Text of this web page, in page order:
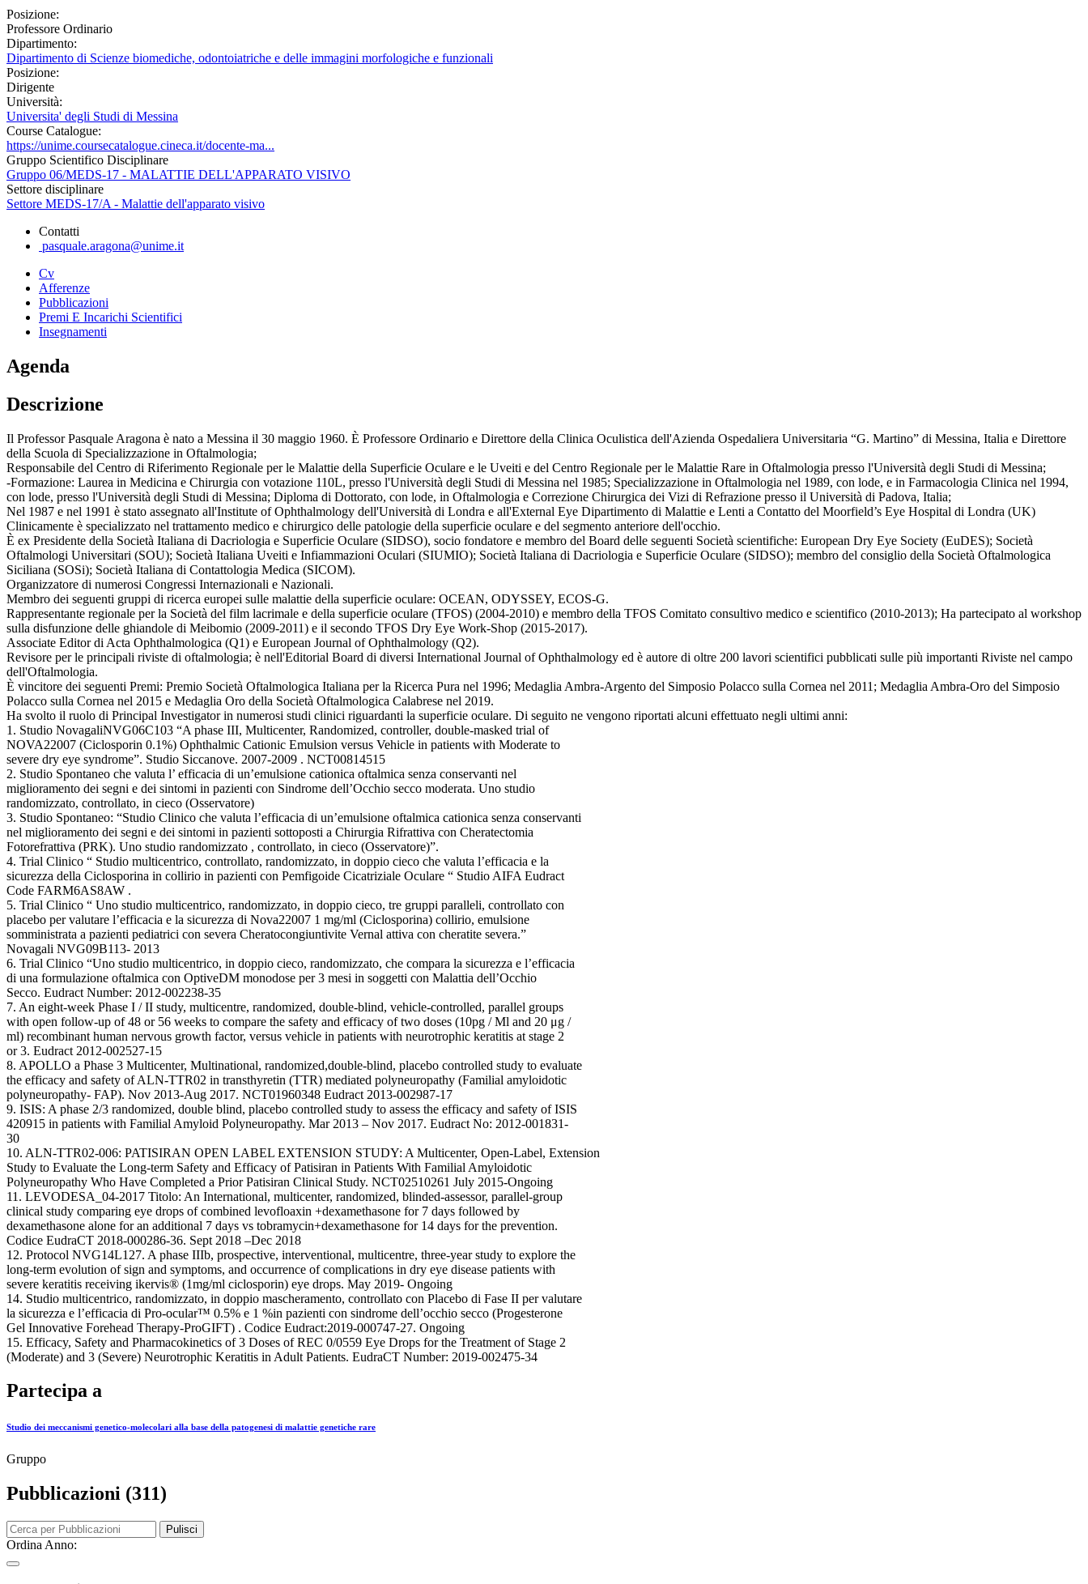
Posizione:
Professore Ordinario
Dipartimento:
Dipartimento di Scienze biomediche, odontoiatriche e delle immagini morfologiche e funzionali
Posizione:
Dirigente
Università:
Universita' degli Studi di Messina
Course Catalogue:
https://unime.coursecatalogue.cineca.it/docente-ma...
Gruppo Scientifico Disciplinare
Gruppo 06/MEDS-17 - MALATTIE DELL'APPARATO VISIVO
Settore disciplinare
Settore MEDS-17/A - Malattie dell'apparato visivo
Contatti
pasquale.aragona@unime.it
Cv
Afferenze
Pubblicazioni
Premi E Incarichi Scientifici
Insegnamenti
Agenda
Descrizione
Il Professor Pasquale Aragona è nato a Messina il 30 maggio 1960. È Professore Ordinario e Direttore della Clinica Oculistica dell'Azienda Ospedaliera Universitaria “G. Martino” di Messina, Italia e Direttore
della Scuola di Specializzazione in Oftalmologia;
Responsabile del Centro di Riferimento Regionale per le Malattie della Superficie Oculare e le Uveiti e del Centro Regionale per le Malattie Rare in Oftalmologia presso l'Università degli Studi di Messina;
-Formazione: Laurea in Medicina e Chirurgia con votazione 110L, presso l'Università degli Studi di Messina nel 1985; Specializzazione in Oftalmologia nel 1989, con lode, e in Farmacologia Clinica nel 1994,
con lode, presso l'Università degli Studi di Messina; Diploma di Dottorato, con lode, in Oftalmologia e Correzione Chirurgica dei Vizi di Refrazione presso il Università di Padova, Italia;
Nel 1987 e nel 1991 è stato assegnato all'Institute of Ophthalmology dell'Università di Londra e all'External Eye Dipartimento di Malattie e Lenti a Contatto del Moorfield’s Eye Hospital di Londra (UK)
Clinicamente è specializzato nel trattamento medico e chirurgico delle patologie della superficie oculare e del segmento anteriore dell'occhio.
È ex Presidente della Società Italiana di Dacriologia e Superficie Oculare (SIDSO), socio fondatore e membro del Board delle seguenti Società scientifiche: European Dry Eye Society (EuDES); Società
Oftalmologi Universitari (SOU); Società Italiana Uveiti e Infiammazioni Oculari (SIUMIO); Società Italiana di Dacriologia e Superficie Oculare (SIDSO); membro del consiglio della Società Oftalmologica
Siciliana (SOSi); Società Italiana di Contattologia Medica (SICOM).
Organizzatore di numerosi Congressi Internazionali e Nazionali.
Membro dei seguenti gruppi di ricerca europei sulle malattie della superficie oculare: OCEAN, ODYSSEY, ECOS-G.
Rappresentante regionale per la Società del film lacrimale e della superficie oculare (TFOS) (2004-2010) e membro della TFOS Comitato consultivo medico e scientifico (2010-2013); Ha partecipato al workshop
sulla disfunzione delle ghiandole di Meibomio (2009-2011) e il secondo TFOS Dry Eye Work-Shop (2015-2017).
Associate Editor di Acta Ophthalmologica (Q1) e European Journal of Ophthalmology (Q2).
Revisore per le principali riviste di oftalmologia; è nell'Editorial Board di diversi International Journal of Ophthalmology ed è autore di oltre 200 lavori scientifici pubblicati sulle più importanti Riviste nel campo
dell'Oftalmologia.
È vincitore dei seguenti Premi: Premio Società Oftalmologica Italiana per la Ricerca Pura nel 1996; Medaglia Ambra-Argento del Simposio Polacco sulla Cornea nel 2011; Medaglia Ambra-Oro del Simposio
Polacco sulla Cornea nel 2015 e Medaglia Oro della Società Oftalmologica Calabrese nel 2019.
Ha svolto il ruolo di Principal Investigator in numerosi studi clinici riguardanti la superficie oculare. Di seguito ne vengono riportati alcuni effettuato negli ultimi anni:
1. Studio NovagaliNVG06C103 “A phase III, Multicenter, Randomized, controller, double-masked trial of
NOVA22007 (Ciclosporin 0.1%) Ophthalmic Cationic Emulsion versus Vehicle in patients with Moderate to
severe dry eye syndrome”. Studio Siccanove. 2007-2009 . NCT00814515
2. Studio Spontaneo che valuta l’ efficacia di un’emulsione cationica oftalmica senza conservanti nel
miglioramento dei segni e dei sintomi in pazienti con Sindrome dell’Occhio secco moderata. Uno studio
randomizzato, controllato, in cieco (Osservatore)
3. Studio Spontaneo: “Studio Clinico che valuta l’efficacia di un’emulsione oftalmica cationica senza conservanti
nel miglioramento dei segni e dei sintomi in pazienti sottoposti a Chirurgia Rifrattiva con Cheratectomia
Fotorefrattiva (PRK). Uno studio randomizzato , controllato, in cieco (Osservatore)”.
4. Trial Clinico “ Studio multicentrico, controllato, randomizzato, in doppio cieco che valuta l’efficacia e la
sicurezza della Ciclosporina in collirio in pazienti con Pemfigoide Cicatriziale Oculare “ Studio AIFA Eudract
Code FARM6AS8AW .
5. Trial Clinico “ Uno studio multicentrico, randomizzato, in doppio cieco, tre gruppi paralleli, controllato con
placebo per valutare l’efficacia e la sicurezza di Nova22007 1 mg/ml (Ciclosporina) collirio, emulsione
somministrata a pazienti pediatrici con severa Cheratocongiuntivite Vernal attiva con cheratite severa.”
Novagali NVG09B113- 2013
6. Trial Clinico “Uno studio multicentrico, in doppio cieco, randomizzato, che compara la sicurezza e l’efficacia
di una formulazione oftalmica con OptiveDM monodose per 3 mesi in soggetti con Malattia dell’Occhio
Secco. Eudract Number: 2012-002238-35
7. An eight-week Phase I / II study, multicentre, randomized, double-blind, vehicle-controlled, parallel groups
with open follow-up of 48 or 56 weeks to compare the safety and efficacy of two doses (10pg / Ml and 20 μg /
ml) recombinant human nervous growth factor, versus vehicle in patients with neurotrophic keratitis at stage 2
or 3. Eudract 2012-002527-15
8. APOLLO a Phase 3 Multicenter, Multinational, randomized,double-blind, placebo controlled study to evaluate
the efficacy and safety of ALN-TTR02 in transthyretin (TTR) mediated polyneuropathy (Familial amyloidotic
polyneuropathy- FAP). Nov 2013-Aug 2017. NCT01960348 Eudract 2013-002987-17
9. ISIS: A phase 2/3 randomized, double blind, placebo controlled study to assess the efficacy and safety of ISIS
420915 in patients with Familial Amyloid Polyneuropathy. Mar 2013 – Nov 2017. Eudract No: 2012-001831-
30
10. ALN-TTR02-006: PATISIRAN OPEN LABEL EXTENSION STUDY: A Multicenter, Open-Label, Extension
Study to Evaluate the Long-term Safety and Efficacy of Patisiran in Patients With Familial Amyloidotic
Polyneuropathy Who Have Completed a Prior Patisiran Clinical Study. NCT02510261 July 2015-Ongoing
11. LEVODESA_04-2017 Titolo: An International, multicenter, randomized, blinded-assessor, parallel-group
clinical study comparing eye drops of combined levofloaxin +dexamethasone for 7 days followed by
dexamethasone alone for an additional 7 days vs tobramycin+dexamethasone for 14 days for the prevention.
Codice EudraCT 2018-000286-36. Sept 2018 –Dec 2018
12. Protocol NVG14L127. A phase IIIb, prospective, interventional, multicentre, three-year study to explore the
long-term evolution of sign and symptoms, and occurrence of complications in dry eye disease patients with
severe keratitis receiving ikervis® (1mg/ml ciclosporin) eye drops. May 2019- Ongoing
14. Studio multicentrico, randomizzato, in doppio mascheramento, controllato con Placebo di Fase II per valutare
la sicurezza e l’efficacia di Pro-ocular™ 0.5% e 1 %in pazienti con sindrome dell’occhio secco (Progesterone
Gel Innovative Forehead Therapy-ProGIFT) . Codice Eudract:2019-000747-27. Ongoing
15. Efficacy, Safety and Pharmacokinetics of 3 Doses of REC 0/0559 Eye Drops for the Treatment of Stage 2
(Moderate) and 3 (Severe) Neurotrophic Keratitis in Adult Patients. EudraCT Number: 2019-002475-34
Partecipa a
Studio dei meccanismi genetico-molecolari alla base della patogenesi di malattie genetiche rare
Gruppo
Pubblicazioni (311)
Pulisci
Ordina Anno: